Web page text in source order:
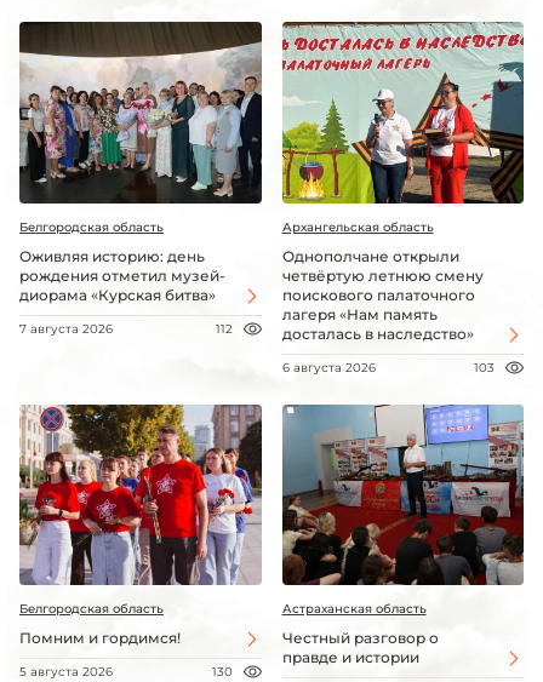
Белгородская область
Оживляя историю: день
рождения отметил музей-
диорама «Курская битва»
7 августа 2026 112
Архангельская область
Однополчане открыли
четвёртую летнюю смену
поискового палаточного
лагеря «Нам память
досталась в наследство»
6 августа 2026 103
Белгородская область
Помним и гордимся!
5 августа 2026 130
Астраханская область
Честный разговор о
правде и истории